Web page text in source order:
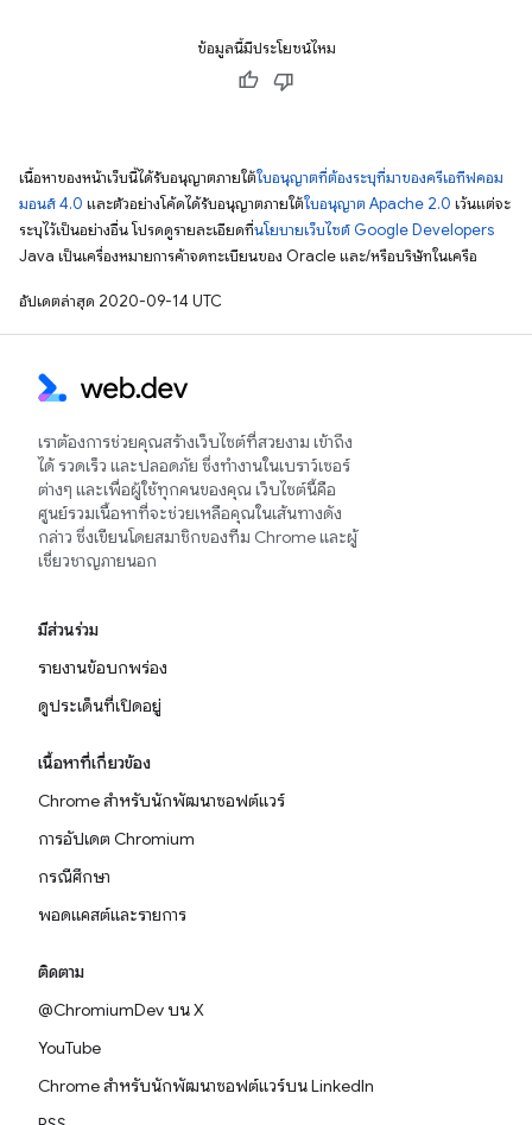
ข้อมูลนี้มีประโยชน์ไหม
เนื้อหาของหน้าเว็บนี้ได้รับอนุญาตภายใต้ใบอนุญาตที่ต้องระบุที่มาของครีเอทีฟคอม
มอนส์ 4.0 และตัวอย่างโค้ดได้รับอนุญาตภายใต้ใบอนุญาต Apache 2.0 เว้นแต่จะ
ระบุไว้เป็นอย่างอื่น โปรดดูรายละเอียดที่นโยบายเว็บไซต์ Google Developers
Java เป็นเครื่องหมายการค้าจดทะเบียนของ Oracle และ/หรือบริษัทในเครือ
อัปเดตล่าสุด 2020-09-14 UTC
เราต้องการช่วยคุณสร้างเว็บไซต์ที่สวยงาม เข้าถึง
ได้ รวดเร็ว และปลอดภัย ซึ่งทำงานในเบราว์เซอร์
ต่างๆ และเพื่อผู้ใช้ทุกคนของคุณ เว็บไซต์นี้คือ
ศูนย์รวมเนื้อหาที่จะช่วยเหลือคุณในเส้นทางดัง
กล่าว ซึ่งเขียนโดยสมาชิกของทีม Chrome และผู้
เชี่ยวชาญภายนอก
มีส่วนร่วม
รายงานข้อบกพร่อง
ดูประเด็นที่เปิดอยู่
เนื้อหาที่เกี่ยวข้อง
Chrome สำหรับนักพัฒนาซอฟต์แวร์
การอัปเดต Chromium
กรณีศึกษา
พอดแคสต์และรายการ
ติดตาม
@ChromiumDev บน X
YouTube
Chrome สำหรับนักพัฒนาซอฟต์แวร์บน LinkedIn